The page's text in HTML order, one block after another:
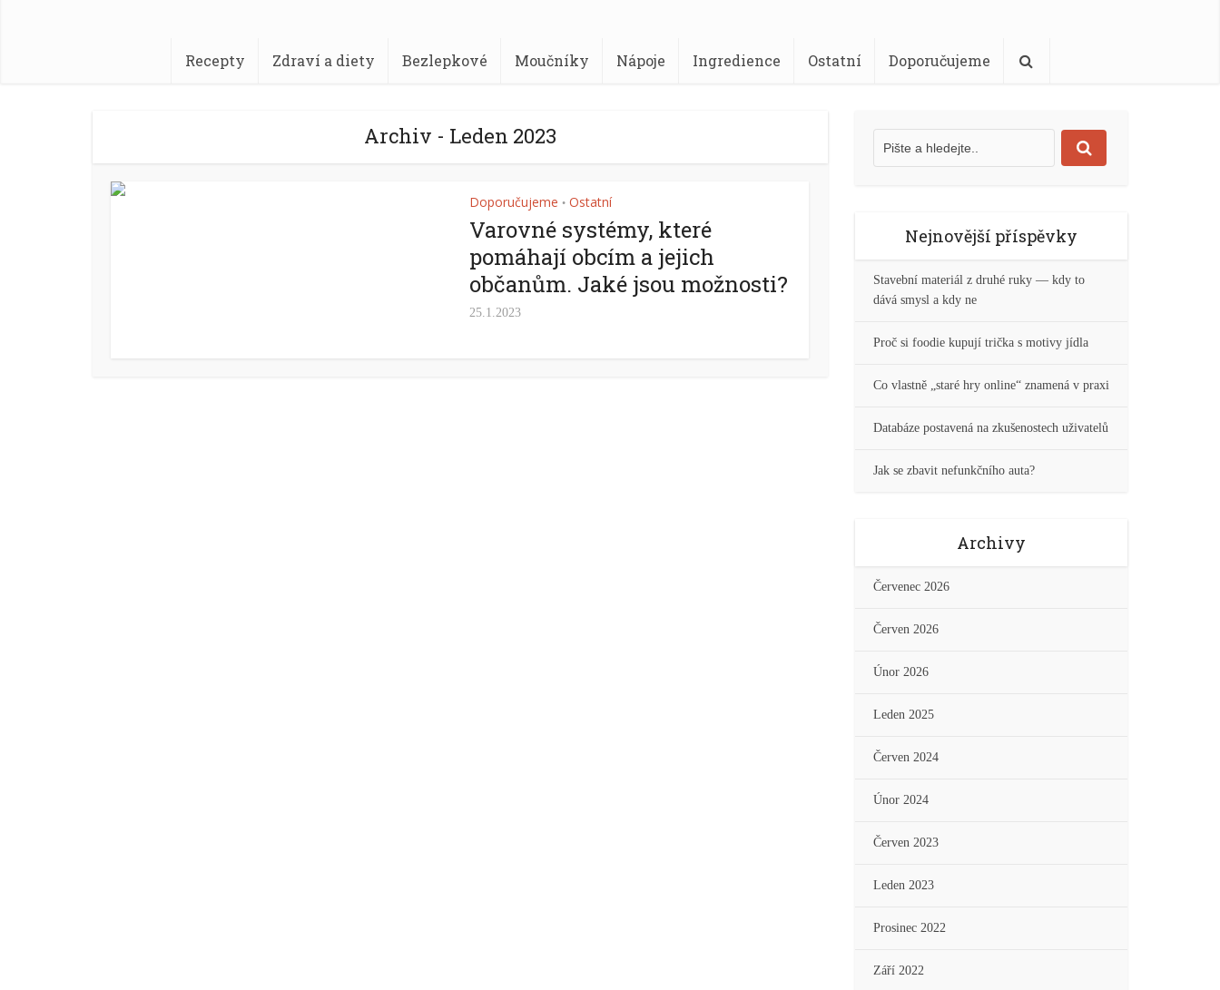
Recepty Zdraví a diety Bezlepkové Moučníky Nápoje Ingredience Ostatní Doporučujeme
Archiv - Leden 2023
Doporučujeme • Ostatní
Varovné systémy, které
pomáhají obcím a jejich
občanům. Jaké jsou možnosti?
25.1.2023
Nejnovější příspěvky
Stavební materiál z druhé ruky — kdy to
dává smysl a kdy ne
Proč si foodie kupují trička s motivy jídla
Co vlastně „staré hry online“ znamená v praxi
Databáze postavená na zkušenostech uživatelů
Jak se zbavit nefunkčního auta?
Archivy
Červenec 2026
Červen 2026
Únor 2026
Leden 2025
Červen 2024
Únor 2024
Červen 2023
Leden 2023
Prosinec 2022
Září 2022